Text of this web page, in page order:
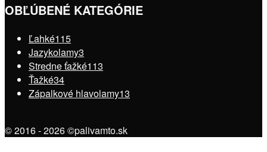
OBĽÚBENÉ KATEGÓRIE
Ľahké115
Jazykolamy3
Stredne ťažké113
Ťažké34
Zápalkové hlavolamy13
© 2016 - 2026 ©palivamto.sk